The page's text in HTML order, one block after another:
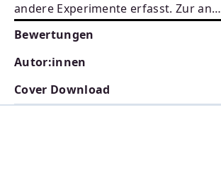
andere Experimente erfasst. Zur an…
Bewertungen
Autor:innen
Cover Download